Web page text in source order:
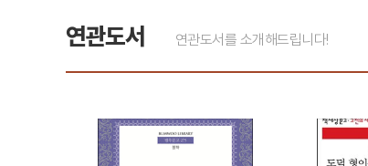
연관도서 연관도서를 소개해드립니다!